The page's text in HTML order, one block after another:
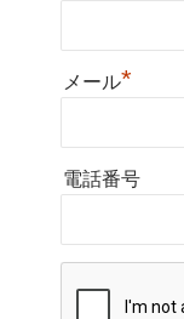
メール*
電話番号